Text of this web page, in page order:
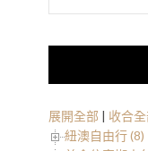
展開全部 | 收合
紐澳自由行 (8)